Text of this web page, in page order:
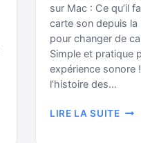
sur Mac : Ce qu’il
carte son depuis
pour changer de
Simple et pratique
expérience sonore
l’histoire des…
LIRE LA SUITE